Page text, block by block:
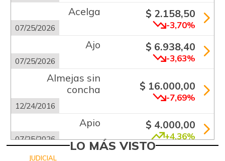
Acelga
07/25/2026
$ 2.158,50
-3,70%
Ajo
07/25/2026
$ 6.938,40
-3,63%
Almejas sin
concha
12/24/2016
$ 16.000,00
-7,69%
Apio
07/25/2026
$ 4.000,00
+4,36%
Arracacha
LO MÁS VISTO
JUDICIAL